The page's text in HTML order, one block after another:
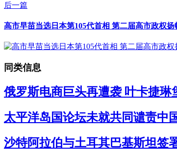
后一篇
高市早苗当选日本第105代首相 第二届高市政权
同类信息
俄罗斯电商巨头再遭袭 叶卡捷
太平洋岛国论坛未就共同谴责中
沙特阿拉伯与土耳其巴基斯坦签